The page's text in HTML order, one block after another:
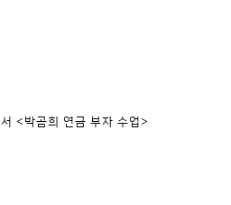
<박곰희 연금 부자 수업>